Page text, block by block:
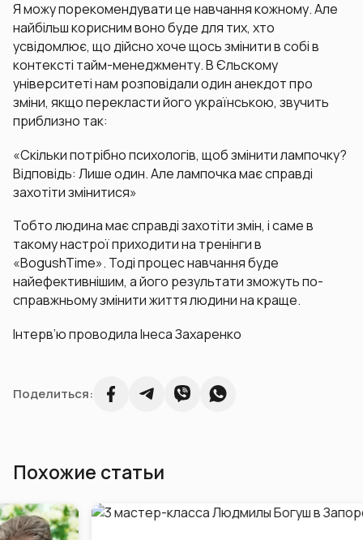
Я можу порекомендувати це навчання кожному. Але
найбільш корисним воно буде для тих, хто
усвідомлює, що дійсно хоче щось змінити в собі в
контексті тайм-менеджменту. В Єльскому
університеті нам розповідали один анекдот про
зміни, якщо перекласти його українською, звучить
приблизно так:
«Скільки потрібно психологів, щоб змінити лампочку?
Відповідь: Лише один. Але лампочка має справді
захотіти змінитися»
Тобто людина має справді захотіти змін, і саме в
такому настрої приходити на тренінги в
«BogushTime». Тоді процес навчання буде
найефективнішим, а його результати зможуть по-
справжньому змінити життя людини на краще.
Інтерв’ю проводила Інеса Захаренко
Поделиться:
Похожие статьи